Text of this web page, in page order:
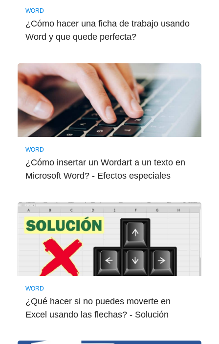
WORD
¿Cómo hacer una ficha de trabajo usando
Word y que quede perfecta?
WORD
¿Cómo insertar un Wordart a un texto en
Microsoft Word? - Efectos especiales
WORD
¿Qué hacer si no puedes moverte en
Excel usando las flechas? - Solución